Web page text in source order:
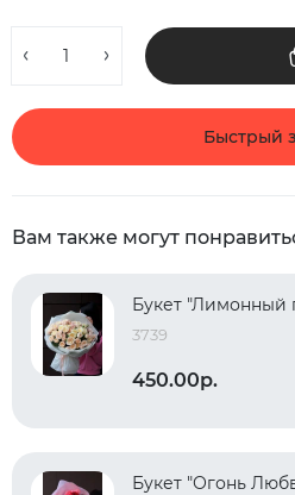
Быстрый
Вам также могут
Букет "Лимонный
3739
450.00р.
Букет "Огонь